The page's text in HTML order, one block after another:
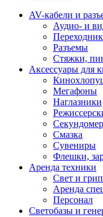
AV-кабели и
Аудио- и
Разъемы
Стяжки,
Аксессуары для
Мегафоны
Наглазники
Смазка
Сувениры
Флешки,
Аренда техники
Свет и грип
Аренда
Персонал
Светобазы и